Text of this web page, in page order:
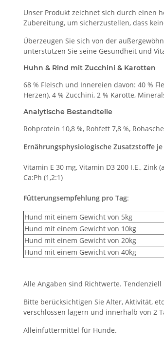
Unser Produkt zeichnet sich durch einen
Zubereitung, um sicherzustellen, dass
Überzeugen Sie sich von der
unterstützen Sie seine Gesundheit und
Huhn & Rind mit Zucchini & Karotten
68 % Fleisch und Innereien davon: 40 %
Herzen), 4 % Zucchini, 2 % Karotte,
Analytische Bestandteile
Rohprotein 10,8 %, Rohfett 7,8 %,
Ernährungsphysiologische Zusatzstoffe je
Vitamin E 30 mg, Vitamin D3 200 I.E.,
Ca:Ph (1,2:1)
Fütterungsempfehlung pro Tag:
Hund mit einem Gewicht von 5kg
Hund mit einem Gewicht von 10kg
Hund mit einem Gewicht von 20kg
Hund mit einem Gewicht von 40kg
Alle Angaben sind Richtwerte.
Bitte berücksichtigen Sie Alter, Aktivität,
verschlossen lagern und innerhalb von 2
Alleinfuttermittel für Hunde.